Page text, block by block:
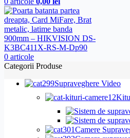
0 articole
Categorii Produse
Supraveghere Video
Camere